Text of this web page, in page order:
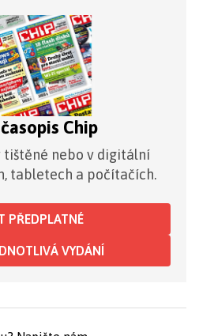
Chip
tištěné nebo v digitální
tabletech a počítačích.
PŘEDPLATNÉ
VYDÁNÍ